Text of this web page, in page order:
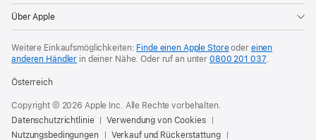
Über Apple
Weitere Einkaufsmöglichkeiten: Finde einen Apple Storeoder einen
anderen Händler in deiner Nähe. Oder ruf an unter0800 201 037.
Österreich
Copyright © 2026 Apple Inc. Alle Rechte vorbehalten.
Datenschutzrichtlinie
Verwendung von Cookies
Nutzungsbedingungen
Verkauf und Rückerstattung